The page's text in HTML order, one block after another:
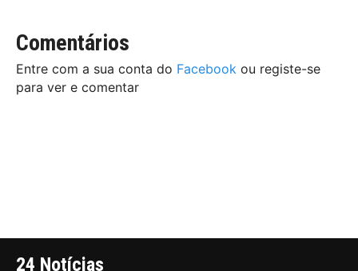
Comentários
Entre com a sua conta do Facebook ou registe-se
para ver e comentar
24 Notícias